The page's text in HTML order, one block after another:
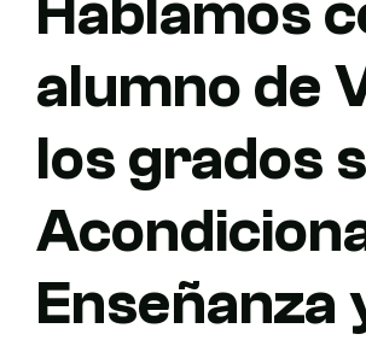
Hablamos
alumno de
los grados
Enseñanza